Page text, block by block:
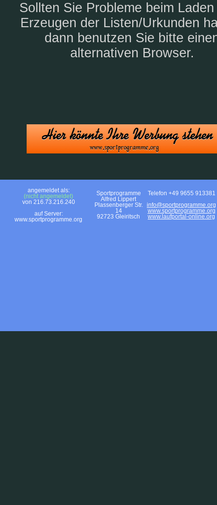
Sollten Sie Probleme beim
Erzeugen der Listen/Urkunden
dann benutzen Sie bitte
alternativen Browser.
angemeldet als:
(nicht angemeldet)
von 216.73.216.240
auf Server:
www.sportprogramme.org
Sportprogramme
Alfred Lippert
Plassenberger Str.
14
92723 Gleiritsch
Telefon +49 9655 913381
info@sportprogramme.org
www.sportprogramme.org
www.laufportal-online.org